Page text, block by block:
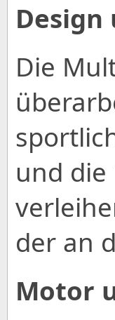
Design
Die
und
der an
Motor